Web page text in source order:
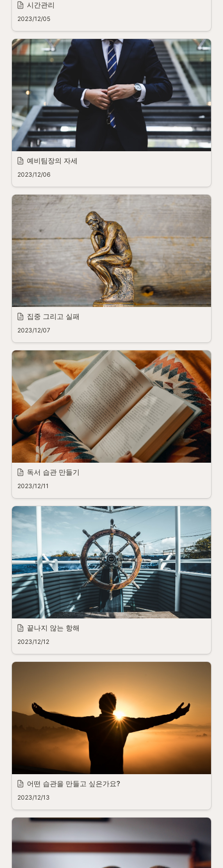
시간관리
2023/12/05
예비팀장의 자세
2023/12/06
집중 그리고 실패
2023/12/07
독서 습관 만들기
2023/12/11
끝나지 않는 항해
2023/12/12
어떤 습관을 만들고 싶은가요?
2023/12/13